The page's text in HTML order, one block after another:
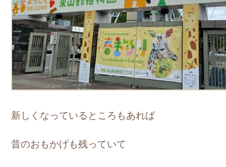
新しくなっているところもあれば
昔のおもかげも残っていて